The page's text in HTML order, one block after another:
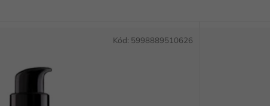
Kód: 5998889510626